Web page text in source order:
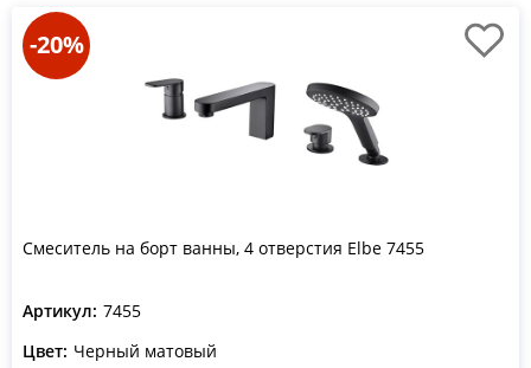
-20%
Смеситель на борт ванны, 4 отверстия Elbe 7455
Артикул: 7455
Цвет: Черный матовый